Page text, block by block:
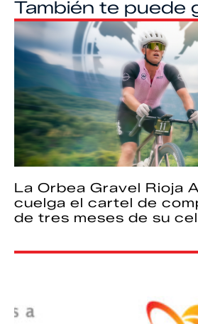
También te puede
La Orbea Gravel Rioja
cuelga el cartel de
de tres meses de su